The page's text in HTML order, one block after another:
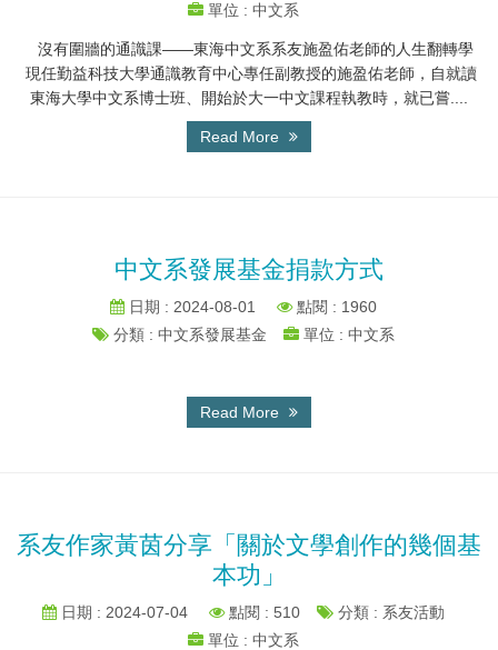
單位 : 中文系
沒有圍牆的通識課——東海中文系系友施盈佑老師的人生翻轉學
現任勤益科技大學通識教育中心專任副教授的施盈佑老師，自就讀
東海大學中文系博士班、開始於大一中文課程執教時，就已嘗....
Read More
中文系發展基金捐款方式
日期 : 2024-08-01
點閱 : 1960
分類 : 中文系發展基金
單位 : 中文系
Read More
系友作家黃茵分享「關於文學創作的幾個基
本功」
日期 : 2024-07-04 點閱 : 510
分類 : 系友活動
單位 : 中文系